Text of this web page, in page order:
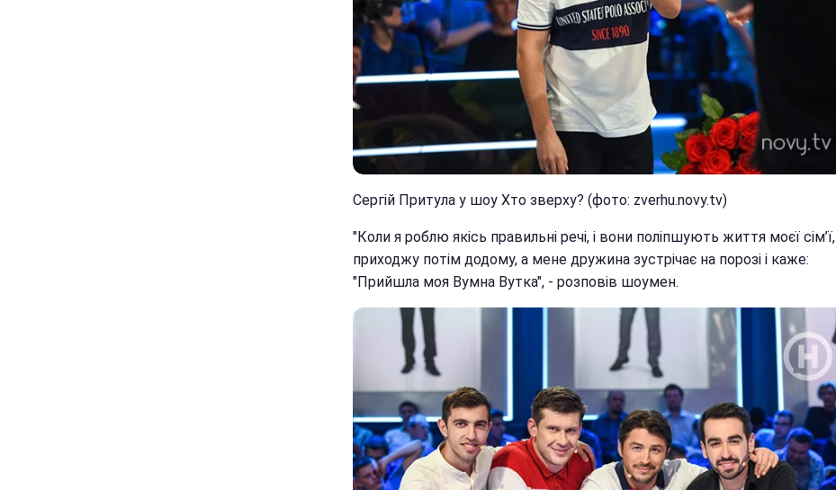
Сергій Притула у шоу Хто зверху? (фото: zverhu.novy.tv)
"Коли я роблю якісь правильні речі, і вони поліпшують життя моєї сім’ї,
приходжу потім додому, а мене дружина зустрічає на порозі і каже:
"Прийшла моя Вумна Вутка", - розповів шоумен.